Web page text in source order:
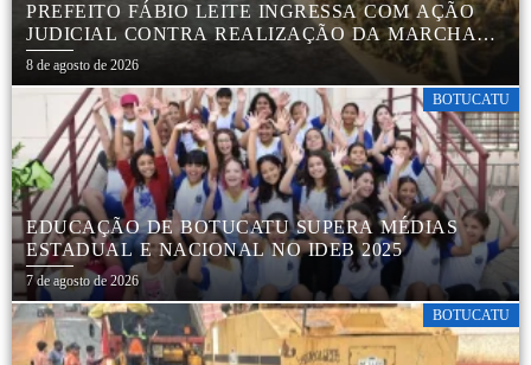
PREFEITO FÁBIO LEITE INGRESSA COM AÇÃO
JUDICIAL CONTRA REALIZAÇÃO DA MARCHA
DA MACONHA EM BOTUCATU
8 de agosto de 2026
BOTUCATU
EDUCAÇÃO DE BOTUCATU SUPERA MÉDIAS
ESTADUAL E NACIONAL NO IDEB 2025
7 de agosto de 2026
BOTUCATU